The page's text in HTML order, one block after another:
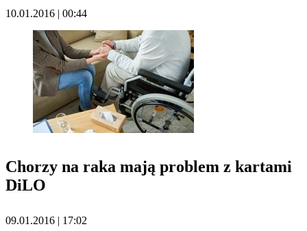
10.01.2016 | 00:44
Chorzy na raka mają problem z kartami
DiLO
09.01.2016 | 17:02